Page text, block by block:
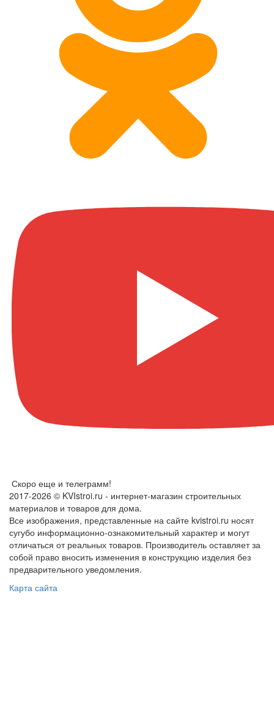
Скоро еще и телеграмм!
2017-2026 © KVIstroi.ru - интернет-магазин строительных
материалов и товаров для дома.
Все изображения, представленные на сайте kvistroi.ru носят
сугубо информационно-ознакомительный характер и могут
отличаться от реальных товаров. Производитель оставляет за
собой право вносить изменения в конструкцию изделия без
предварительного уведомления.
Карта сайта